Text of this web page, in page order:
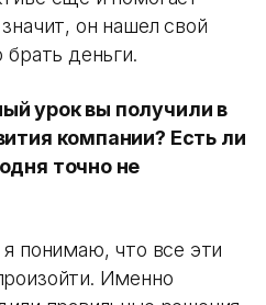
он нашел свой
деньги.
урок вы получили в
компании? Есть ли
точно не
понимаю, что все эти
Именно